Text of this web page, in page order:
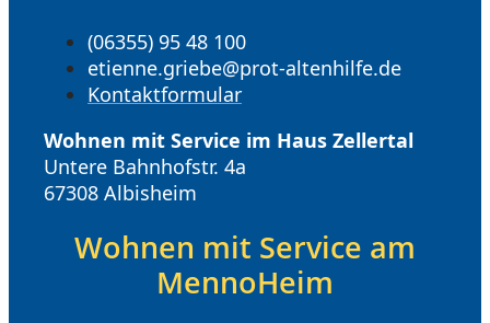
(06355) 95 48 100
etienne.griebe@prot-altenhilfe.de
Kontaktformular
Wohnen mit Service im Haus Zellertal
Untere Bahnhofstr. 4a
67308 Albisheim
Wohnen mit Service am
MennoHeim